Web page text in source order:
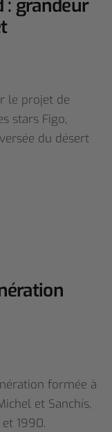
: grandeur
le projet de
stars Figo,
du désert
formée à
et Sanchís,
1990.